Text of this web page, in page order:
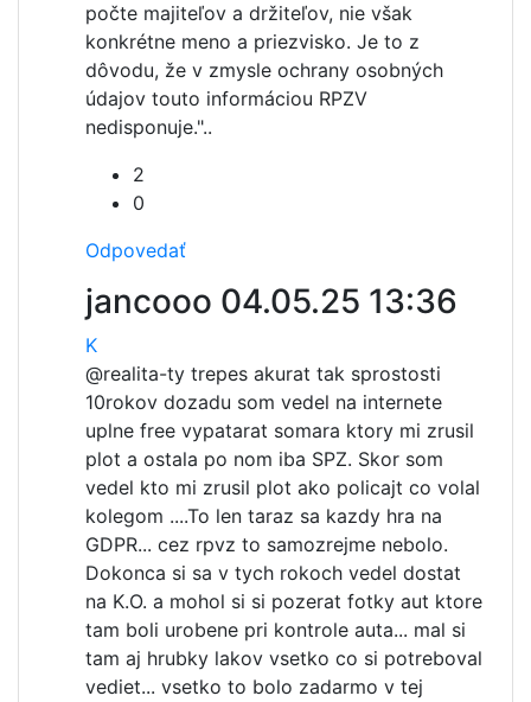
počte majiteľov a držiteľov, nie však
konkrétne meno a priezvisko. Je to z
dôvodu, že v zmysle ochrany osobných
údajov touto informáciou RPZV
nedisponuje."..
2
0
Odpovedať
jancooo 04.05.25 13:36
K
@realita-ty trepes akurat tak sprostosti
10rokov dozadu som vedel na internete
uplne free vypatarat somara ktory mi zrusil
plot a ostala po nom iba SPZ. Skor som
vedel kto mi zrusil plot ako policajt co volal
kolegom ....To len taraz sa kazdy hra na
GDPR... cez rpvz to samozrejme nebolo.
Dokonca si sa v tych rokoch vedel dostat
na K.O. a mohol si si pozerat fotky aut ktore
tam boli urobene pri kontrole auta... mal si
tam aj hrubky lakov vsetko co si potreboval
vediet... vsetko to bolo zadarmo v tej